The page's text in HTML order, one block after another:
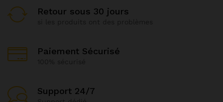
Retour sous 30 jours
Paiement Sécurisé
Support 24/7